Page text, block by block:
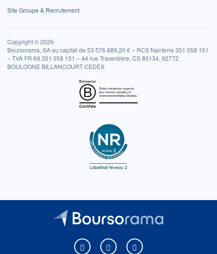
Site Groupe & Recrutement
Copyright © 2026
Boursorama, SA au capital de 53 576 889,20 € – RCS Nanterre 351 058 151
– TVA FR 69 351 058 151 – 44 rue Traversière, CS 80134, 92772
BOULOGNE BILLANCOURT CEDEX
Boursorama sur Facebook
Boursorama sur XBoursorama sur